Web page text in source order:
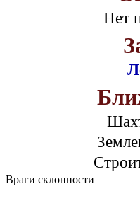
Нет
Враги склонности